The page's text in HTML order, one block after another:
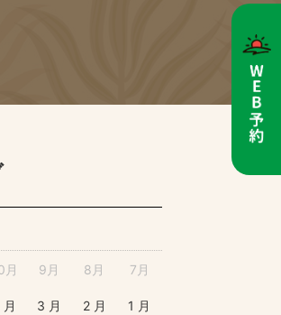
月 9月 8月 7月
3 月 2 月 1 月